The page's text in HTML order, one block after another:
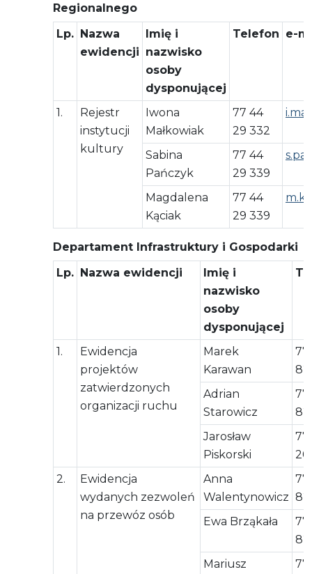
Regionalnego
Lp. Nazwa
ewidencji
Imię i
nazwisko
osoby
dysponującej
Telefon e-
1.
Rejestr
instytucji
kultury
Iwona
Małkowiak
77 44
29 332
Sabina
Pańczyk
77 44
29 339
Magdalena
Kąciak
77 44
29 339
Departament Infrastruktury i Gospodarki
Lp. Nazwa ewidencji
Imię i
nazwisko
osoby
dysponującej
1.
Ewidencja
projektów
zatwierdzonych
organizacji ruchu
Marek
Karawan
77
82
Adrian
Starowicz
77
82
Jarosław
Piskorski
77
2.
Ewidencja
wydanych zezwoleń
na przewóz osób
Anna
Walentynowicz
77
82
Ewa Brząkała
77
82
Mariusz
77